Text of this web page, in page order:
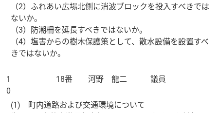
（2）ふれあい広場北側に消波ブロックを投入すべきでは
ないか。
（3）防潮柵を延長すべきではないか。
（4）塩害からの樹木保護策として、散水設備を設置すべ
きではないか。
1
0
18番 河野 龍二 議員
(1) 町内道路および交通環境について